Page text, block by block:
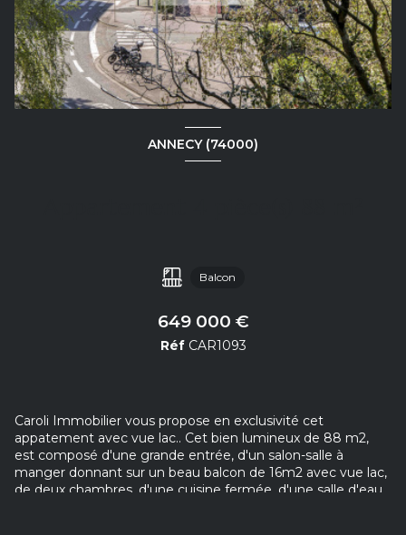
ANNECY (74000)
Balcon
649 000 €
Réf CAR1093
Caroli Immobilier vous propose en exclusivité cet
appatement avec vue lac.. Cet bien lumineux de 88 m2,
est composé d'une grande entrée, d'un salon-salle à
manger donnant sur un beau balcon de 16m2 avec vue lac,
de deux chambres, d'une cuisine fermée, d'une salle d'eau